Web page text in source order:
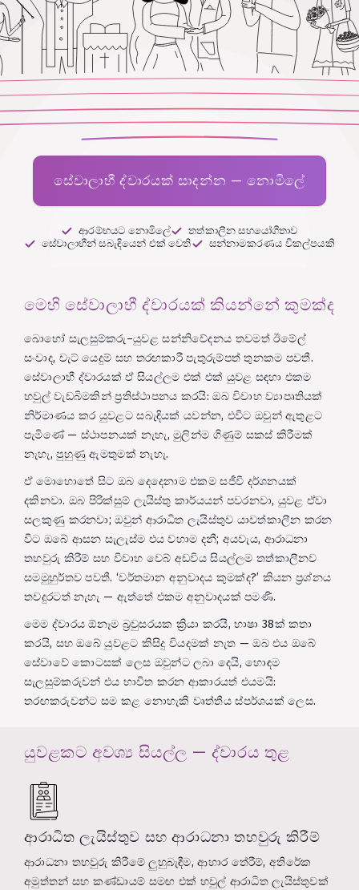
සේවාලාභී ද්වාරයක් සාදන්න — නොමිලේ
ආරම්භයට නොමිලේ
තත්කාලීන සහයෝගීතාව
සේවාලාභීන් සබැඳියෙන් එක් වෙති
සන්නාමකරණය විකල්පයකි
මෙහි සේවාලාභී ද්වාරයක් කියන්නේ කුමක්ද
බොහෝ සැලසුම්කරු–යුවළ සන්නිවේදනය තවමත් ඊමේල්
සංවාද, චැට් යෙදුම් සහ තරඟකාරී පැතුරුම්පත් තුනකම පවතී.
සේවාලාභී ද්වාරයක් ඒ සියල්ලම එක් එක් යුවළ සඳහා එකම
හවුල් වැඩබිමකින් ප්‍රතිස්ථාපනය කරයි: ඔබ විවාහ ව්‍යාපෘතියක්
නිර්මාණය කර යුවළට සබැඳියක් යවන්න, එවිට ඔවුන් ඇතුළට
පැමිණේ — ස්ථාපනයක් නැහැ, මුලින්ම ගිණුම් සකස් කිරීමක්
නැහැ, පුහුණු ඇමතුමක් නැහැ.
ඒ මොහොතේ සිට ඔබ දෙදෙනාම එකම සජීවී දර්ශනයක්
දකිනවා. ඔබ පිරික්සුම් ලැයිස්තු කාර්යයන් පවරනවා, යුවළ ඒවා
සලකුණු කරනවා; ඔවුන් ආරාධිත ලැයිස්තුව යාවත්කාලීන කරන
විට ඔබේ ආසන සැලැස්ම එය වහාම දනී; අයවැය, ආරාධනා
තහවුරු කිරීම් සහ විවාහ වෙබ් අඩවිය සියල්ලම තත්කාලීනව
සමමුහුර්තව පවතී. ‘වර්තමාන අනුවාදය කුමක්ද?’ කියන ප්‍රශ්නය
තවදුරටත් නැහැ — ඇත්තේ එකම අනුවාදයක් පමණි.
මෙම ද්වාරය ඕනෑම බ්‍රවුසරයක ක්‍රියා කරයි, භාෂා 38ක් කතා
කරයි, සහ ඔබේ යුවළට කිසිදු වියදමක් නැත — ඔබ එය ඔබේ
සේවාවේ කොටසක් ලෙස ඔවුන්ට ලබා දෙයි, හොඳම
සැලසුම්කරුවන් එය භාවිත කරන ආකාරයත් එයමයි:
තරඟකරුවන්ට සම කළ නොහැකි වෘත්තීය ස්පර්ශයක් ලෙස.
යුවළකට අවශ්‍ය සියල්ල — ද්වාරය තුළ
ආරාධිත ලැයිස්තුව සහ ආරාධනා තහවුරු කිරීම්
ආරාධනා තහවුරු කිරීමේ ලුහුබැඳීම, ආහාර තේරීම්, අතිරේක
අමුත්තන් සහ කණ්ඩායම් සමඟ එක් හවුල් ආරාධිත ලැයිස්තුවක්